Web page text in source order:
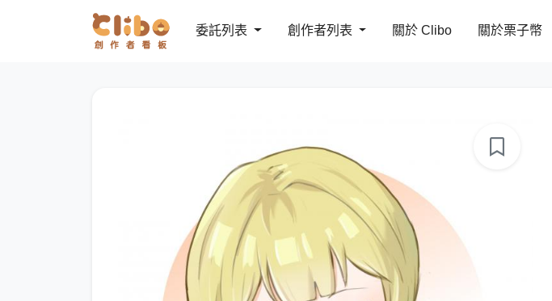
委託列表 創作者列表 關於 Clibo 關於栗子幣